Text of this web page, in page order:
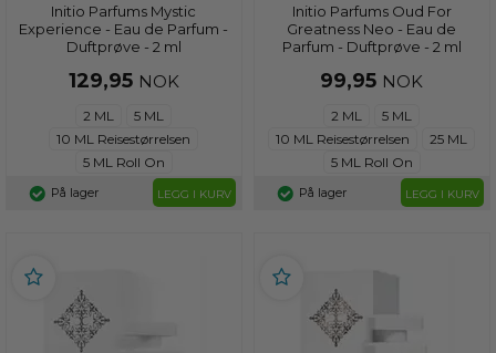
Initio Parfums Mystic
Experience - Eau de Parfum -
Duftprøve - 2 ml
129,95 NOK
2 ML
5 ML
10 ML Reisestørrelsen
5 ML Roll On
På lager LEGG I KURV
Initio Parfums Oud For
Greatness Neo - Eau de
Parfum - Duftprøve - 2 ml
99,95 NOK
2 ML
5 ML
10 ML Reisestørrelsen
25 ML
5 ML Roll On
På lager LEGG I KURV